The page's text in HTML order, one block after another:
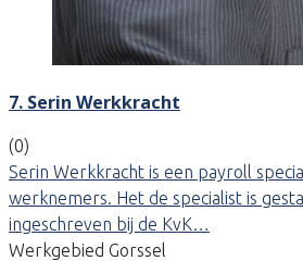
7. Serin Werkkracht
(0)
Serin Werkkracht is een payroll
werknemers. Het de specialist is
ingeschreven bij de KvK…
Werkgebied Gorssel